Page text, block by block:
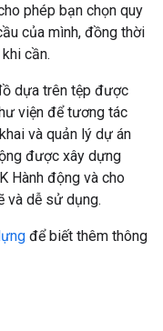
phép bạn chọn quy
của mình, đồng thời
cần.
dựa trên tệp được
viện để tương tác
và quản lý dự án
được xây dựng
Hành động và cho
và dễ sử dụng.
để biết thêm thông